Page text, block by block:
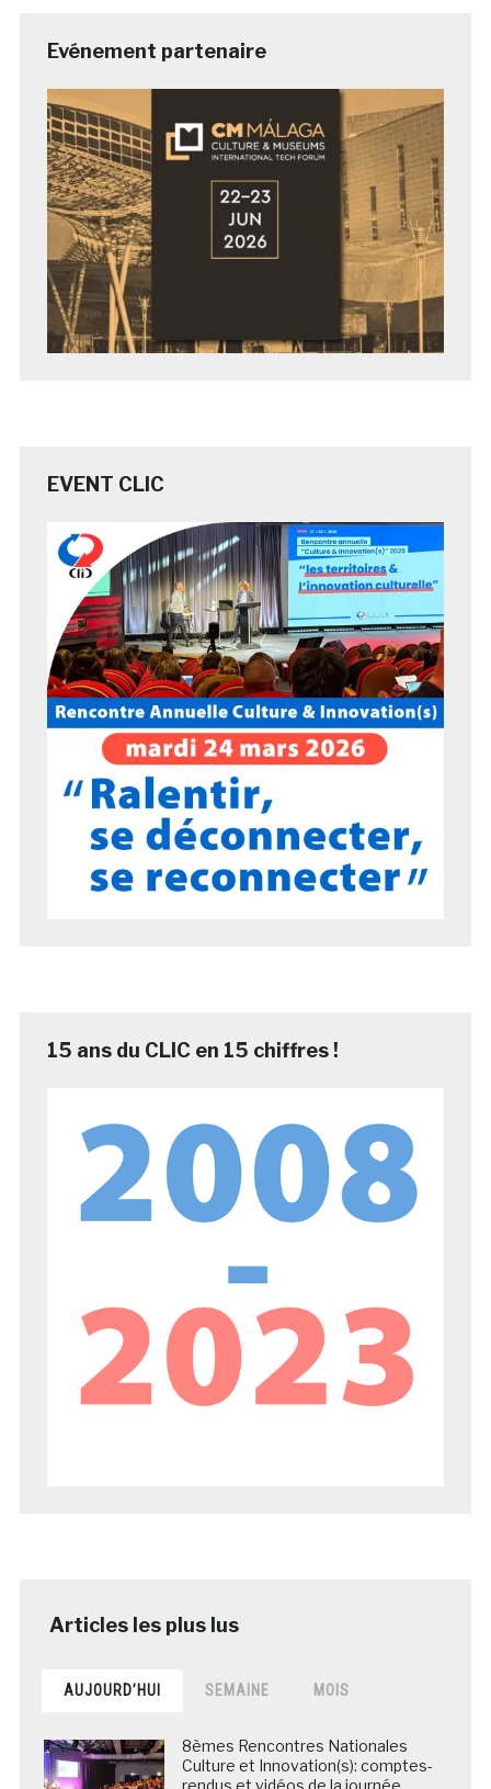
Evénement partenaire
EVENT CLIC
15 ans du CLIC en 15 chiffres !
AUJOURD’HUI SEMAINE MOIS
8èmes Rencontres Nationales
Culture et Innovation(s): comptes-
rendus et vidéos de la journée